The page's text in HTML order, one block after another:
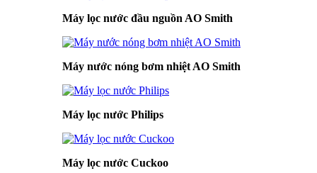
Máy lọc nước đầu nguồn AO Smith
Máy nước nóng bơm nhiệt AO Smith
Máy lọc nước Philips
Máy lọc nước Cuckoo